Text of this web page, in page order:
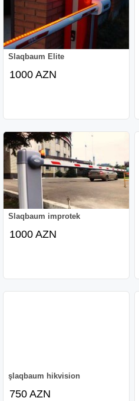
Slaqbaum Elite
1000 AZN
Slaqbaum improtek
1000 AZN
şlaqbaum hikvision
750 AZN